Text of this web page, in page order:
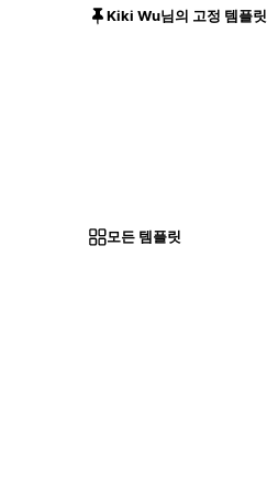
Kiki Wu님의 고정 템플릿
모든 템플릿